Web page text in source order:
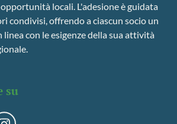
locali. L'adesione è guidata
condivisi, offrendo a ciascun socio un
con le esigenze della sua attività
su